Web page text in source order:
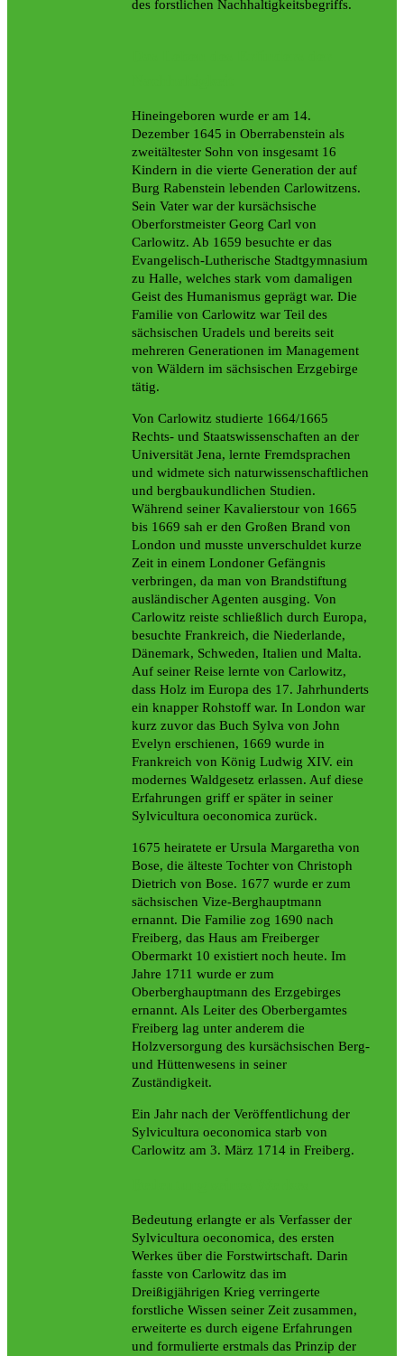
des forstlichen Nachhaltigkeitsbegriffs.
Hineingeboren wurde er am 14.
Dezember 1645 in Oberrabenstein als
zweitältester Sohn von insgesamt 16
Kindern in die vierte Generation der auf
Burg Rabenstein lebenden Carlowitzens.
Sein Vater war der kursächsische
Oberforstmeister Georg Carl von
Carlowitz. Ab 1659 besuchte er das
Evangelisch-Lutherische Stadtgymnasium
zu Halle, welches stark vom damaligen
Geist des Humanismus geprägt war. Die
Familie von Carlowitz war Teil des
sächsischen Uradels und bereits seit
mehreren Generationen im Management
von Wäldern im sächsischen Erzgebirge
tätig.
Von Carlowitz studierte 1664/1665
Rechts- und Staatswissenschaften an der
Universität Jena, lernte Fremdsprachen
und widmete sich naturwissenschaftlichen
und bergbaukundlichen Studien.
Während seiner Kavalierstour von 1665
bis 1669 sah er den Großen Brand von
London und musste unverschuldet kurze
Zeit in einem Londoner Gefängnis
verbringen, da man von Brandstiftung
ausländischer Agenten ausging. Von
Carlowitz reiste schließlich durch Europa,
besuchte Frankreich, die Niederlande,
Dänemark, Schweden, Italien und Malta.
Auf seiner Reise lernte von Carlowitz,
dass Holz im Europa des 17. Jahrhunderts
ein knapper Rohstoff war. In London war
kurz zuvor das Buch Sylva von John
Evelyn erschienen, 1669 wurde in
Frankreich von König Ludwig XIV. ein
modernes Waldgesetz erlassen. Auf diese
Erfahrungen griff er später in seiner
Sylvicultura oeconomica zurück.
1675 heiratete er Ursula Margaretha von
Bose, die älteste Tochter von Christoph
Dietrich von Bose. 1677 wurde er zum
sächsischen Vize-Berghauptmann
ernannt. Die Familie zog 1690 nach
Freiberg, das Haus am Freiberger
Obermarkt 10 existiert noch heute. Im
Jahre 1711 wurde er zum
Oberberghauptmann des Erzgebirges
ernannt. Als Leiter des Oberbergamtes
Freiberg lag unter anderem die
Holzversorgung des kursächsischen Berg-
und Hüttenwesens in seiner
Zuständigkeit.
Ein Jahr nach der Veröffentlichung der
Sylvicultura oeconomica starb von
Carlowitz am 3. März 1714 in Freiberg.
Bedeutung erlangte er als Verfasser der
Sylvicultura oeconomica, des ersten
Werkes über die Forstwirtschaft. Darin
fasste von Carlowitz das im
Dreißigjährigen Krieg verringerte
forstliche Wissen seiner Zeit zusammen,
erweiterte es durch eigene Erfahrungen
und formulierte erstmals das Prinzip der